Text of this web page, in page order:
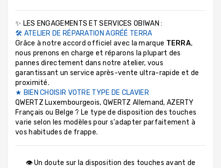
✨ LES ENGAGEMENTS ET SERVICES OBIWAN :
🛠 ATELIER DE RÉPARATION AGRÉÉ TERRA
Grâce à notre accord officiel avec la marque TERRA,
nous prenons en charge et réparons la plupart des
pannes directement dans notre atelier, vous
garantissant un service après-vente ultra-rapide et de
proximité.
★ BIEN CHOISIR VOTRE TYPE DE CLAVIER
QWERTZ Luxembourgeois, QWERTZ Allemand, AZERTY
Français ou Belge ? Le type de disposition des touches
varie selon les modèles pour s'adapter parfaitement à
vos habitudes de frappe.
👁️ Un doute sur la disposition des touches avant de